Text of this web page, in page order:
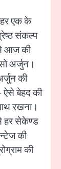
एक के
संकल्प
आज की
अर्जुन।
की
ऐसे बेहद की
रखना।
हर सेकेण्ड
की
की